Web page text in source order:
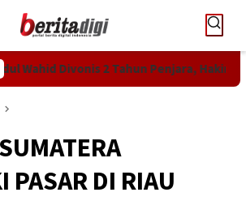
Divonis 2 Tahun Penjara, Hakim
PASAR DI RIAU